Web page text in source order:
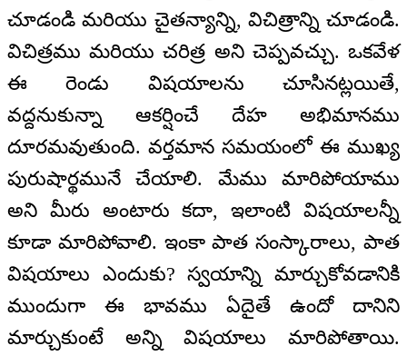
చూడండి మరియు చైతన్యాన్ని, విచిత్రాన్ని చూడండి.
విచిత్రము మరియు చరిత్ర అని చెప్పవచ్చు. ఒకవేళ
ఈ రెండు విషయాలను చూసినట్లయితే,
వద్దనుకున్నా ఆకర్షించే దేహ అభిమానము
దూరమవుతుంది. వర్తమాన సమయంలో ఈ ముఖ్య
పురుషార్థమునే చేయాలి. మేము మారిపోయాము
అని మీరు అంటారు కదా, ఇలాంటి విషయాలన్నీ
కూడా మారిపోవాలి. ఇంకా పాత సంస్కారాలు, పాత
విషయాలు ఎందుకు? స్వయాన్ని మార్చుకోవడానికి
ముందుగా ఈ భావము ఏదైతే ఉందో దానిని
మార్చుకుంటే అన్ని విషయాలు మారిపోతాయి.